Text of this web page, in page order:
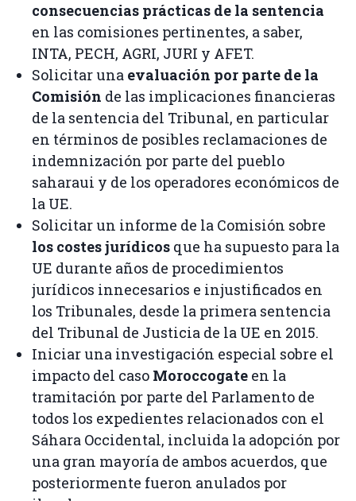
consecuencias prácticas de la sentencia
en las comisiones pertinentes, a saber,
INTA, PECH, AGRI, JURI y AFET.
Solicitar una evaluación por parte de la
Comisión de las implicaciones financieras
de la sentencia del Tribunal, en particular
en términos de posibles reclamaciones de
indemnización por parte del pueblo
saharaui y de los operadores económicos de
la UE.
Solicitar un informe de la Comisión sobre
los costes jurídicos que ha supuesto para la
UE durante años de procedimientos
jurídicos innecesarios e injustificados en
los Tribunales, desde la primera sentencia
del Tribunal de Justicia de la UE en 2015.
Iniciar una investigación especial sobre el
impacto del caso Moroccogate en la
tramitación por parte del Parlamento de
todos los expedientes relacionados con el
Sáhara Occidental, incluida la adopción por
una gran mayoría de ambos acuerdos, que
posteriormente fueron anulados por